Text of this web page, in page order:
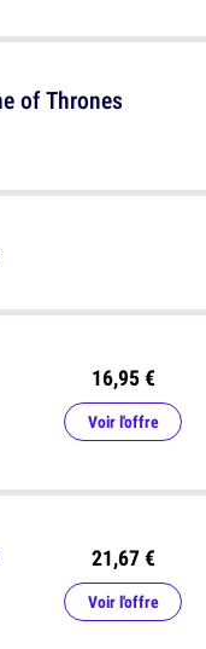
16,95 €
Voir l'offre
21,67 €
Voir l'offre